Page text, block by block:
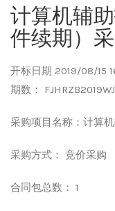
计算机辅
件续期）
开标日期 2019/08/15
期数：
采购项目名称：计算
采购方式： 竞价采购
合同包总数： 1